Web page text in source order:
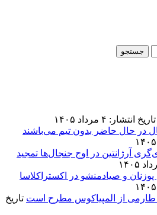
تاریخ انتشار: ۴ مرداد ۱۴۰۵
در حال حاضر بدون تیم می‌باشند
آرژانتین در اوج جنجال‌ها تمجید
پوزنان و صیادمنشو در اکستراکلاسا
طارمی از المپیاکوس مطرح است تاریخ